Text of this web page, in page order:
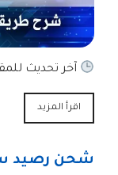
آخر تحديث للمقال: 15 فبراير, 2026خدمة
اقرأ المزيد